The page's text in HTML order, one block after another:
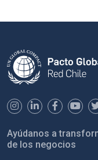
Ayúdanos a
de los negocios